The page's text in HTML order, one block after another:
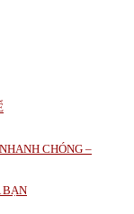
CHÓNG –
BẠN